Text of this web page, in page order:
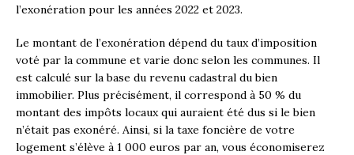
l’exonération pour les années 2022 et 2023.
Le montant de l’exonération dépend du taux d’imposition
voté par la commune et varie donc selon les communes. Il
est calculé sur la base du revenu cadastral du bien
immobilier. Plus précisément, il correspond à 50 % du
montant des impôts locaux qui auraient été dus si le bien
n’était pas exonéré. Ainsi, si la taxe foncière de votre
logement s’élève à 1 000 euros par an, vous économiserez